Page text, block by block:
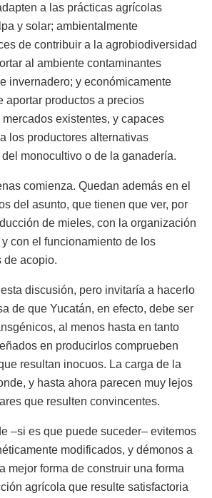
a las prácticas agrícolas
y solar; ambientalmente
de contribuir a la agrobiodiversidad
al ambiente contaminantes
invernadero; y económicamente
aportar productos a precios
existentes, y capaces
los productores alternativas
monocultivo o de la ganadería.
comienza. Quedan además en el
del asunto, que tienen que ver, por
de mieles, con la organización
con el funcionamiento de los
de acopio.
discusión, pero invitaría a hacerlo
de que Yucatán, en efecto, debe ser
al menos hasta en tanto
en producirlos comprueben
resultan inocuos. La carga de la
y hasta ahora parecen muy lejos
que resulten convincentes.
–si es que puede suceder– evitemos
modificados, y démonos a
mejor forma de construir una forma
agrícola que resulte satisfactoria